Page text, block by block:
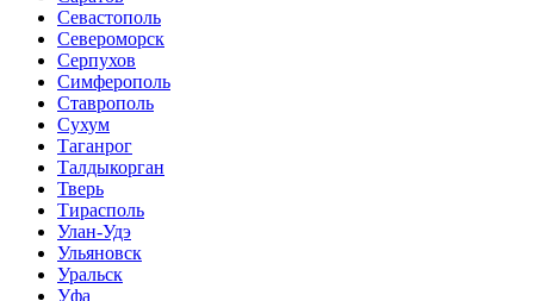
Севастополь
Североморск
Серпухов
Симферополь
Ставрополь
Сухум
Таганрог
Tалдыкорган
Тверь
Тирасполь
Улан-Удэ
Ульяновск
Уральск
Уфа